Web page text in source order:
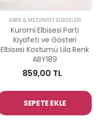
ABİYE & MEZUNİYET ELBİSELERİ
Kuromi Elbisesi Parti
Kıyafeti ve Gösteri
Elbisesi Kostümü Lila Renk
ABY189
859,00 TL
SEPETE EKLE